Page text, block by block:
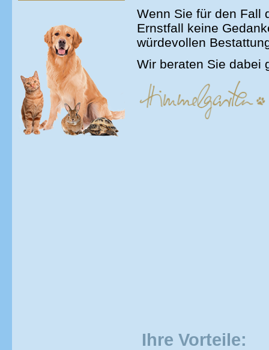
Wenn Sie für den Fall
Ernstfall keine
würdevollen
Wir beraten Sie dabei
Ihre Vorteile: